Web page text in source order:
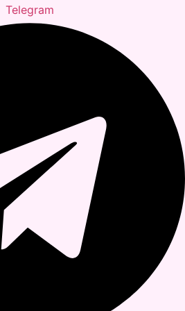
Telegram